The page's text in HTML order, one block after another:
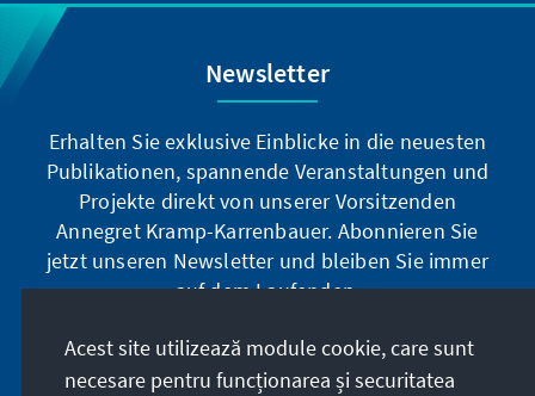
Newsletter
Erhalten Sie exklusive Einblicke in die neuesten
Publikationen, spannende Veranstaltungen und
Projekte direkt von unserer Vorsitzenden
Annegret Kramp-Karrenbauer. Abonnieren Sie
jetzt unseren Newsletter und bleiben Sie immer
auf dem Laufenden.
Jetzt abonnieren
Acest site utilizează module cookie, care sunt
necesare pentru funcționarea și securitatea